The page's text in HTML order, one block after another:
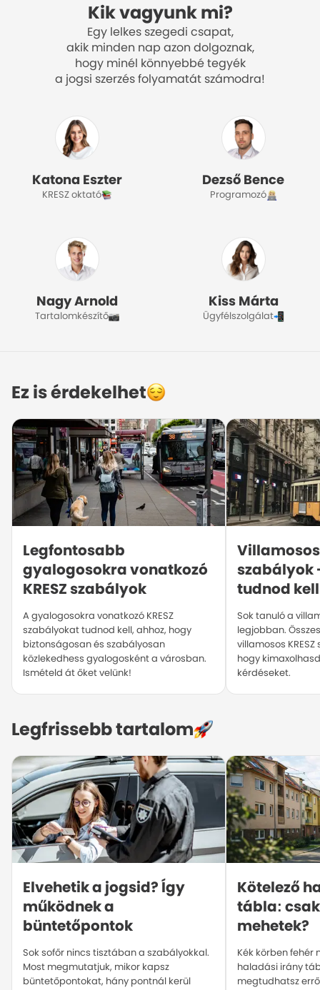
Kik vagyunk mi?
Egy lelkes szegedi csapat,
akik minden nap azon dolgoznak,
hogy minél könnyebbé tegyék
a jogsi szerzés folyamatát számodra!
Katona Eszter
KRESZ oktató
Dezső Bence
Programozó
Nagy Arnold
Tartalomkészítő
Kiss Márta
Ügyfélszolgálat
Ez is érdekelhet
Legfontosabb
gyalogosokra vonatkozó
KRESZ szabályok
A gyalogosokra vonatkozó KRESZ
szabályokat tudnod kell, ahhoz, hogy
biztonságosan és szabályosan
közlekedhess gyalogosként a városban.
Ismételd át őket velünk!
Villamosos
szabályok
tudnod
Sok tanuló a
legjobban.
villamosos
hogy
kérdéseket.
Legfrissebb tartalom
Elvehetik a jogsid? Így
működnek a
büntetőpontok
Sok sofőr nincs tisztában a szabályokkal.
Most megmutatjuk, mikor kapsz
büntetőpontokat, hány pontnál kerül
Kötelező
tábla:
mehetek?
Kék körben fehér
haladási irány
megtudhatsz